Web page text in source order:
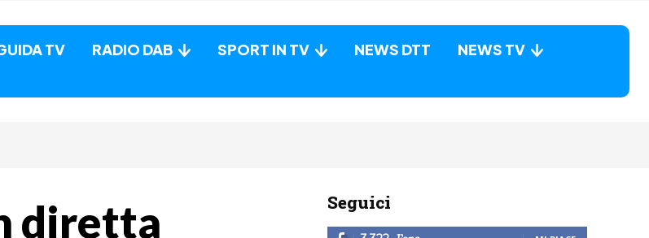
TV RADIO DAB SPORT IN TV NEWS DTT
NEWS TV
diretta
Seguici